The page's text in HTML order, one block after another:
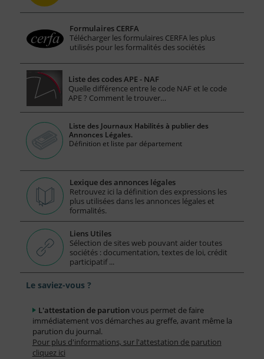
Formulaires CERFA
Télécharger les formulaires CERFA les plus
utilisés pour les formalités des sociétés
Liste des codes APE - NAF
Quelle différence entre le code NAF et le code
APE ? Comment le trouver…
Liste des Journaux Habilités à publier des
Annonces Légales.
Définition et liste par département
Lexique des annonces légales
Retrouvez ici la définition des expressions les
plus utilisées dans les annonces légales et
formalités.
Liens Utiles
Sélection de sites web pouvant aider toutes
sociétés : documentation, textes de loi, crédit
participatif ...
Le saviez-vous ?
L'attestation de parution vous permet de faire
immédiatement vos démarches au greffe, avant même la
parution du journal.
Pour plus d'informations, sur l'attestation de parution
cliquez ici